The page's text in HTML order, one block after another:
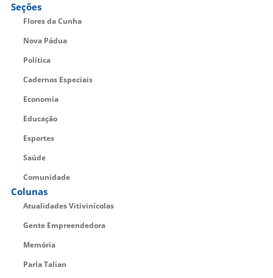
Seções
Flores da Cunha
Nova Pádua
Política
Cadernos Especiais
Economia
Educação
Esportes
Saúde
Comunidade
Colunas
Atualidades Vitivinícolas
Gente Empreendedora
Memória
Parla Talian